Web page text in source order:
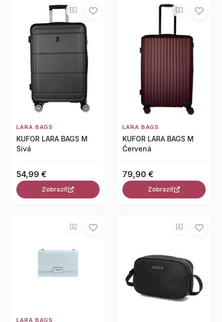
LARA BAGS
KUFOR LARA BAGS M
Sivá
54,99 €
Zobraziť
LARA BAGS
KUFOR LARA BAGS M
Červená
79,90 €
Zobraziť
LARA BAGS